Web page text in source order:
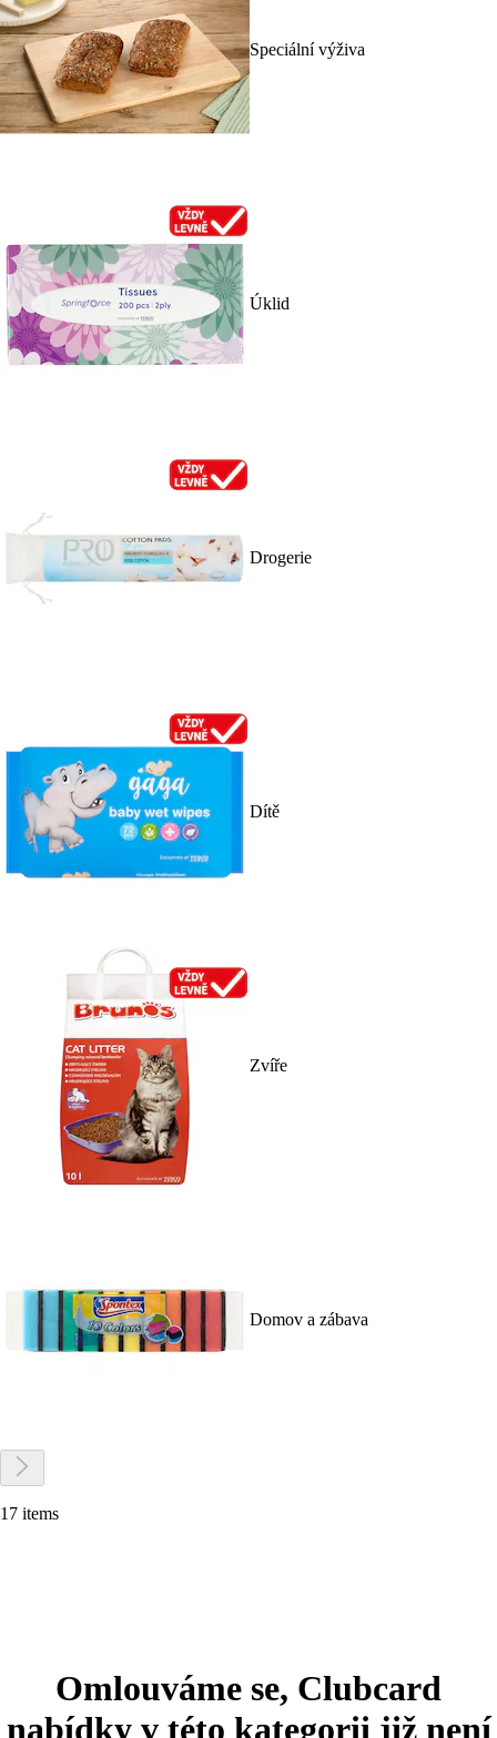
Speciální výživa
Úklid
Drogerie
Dítě
Zvíře
Domov a zábava
17 items
Omlouváme se, Clubcard
nabídky v této kategorii již není